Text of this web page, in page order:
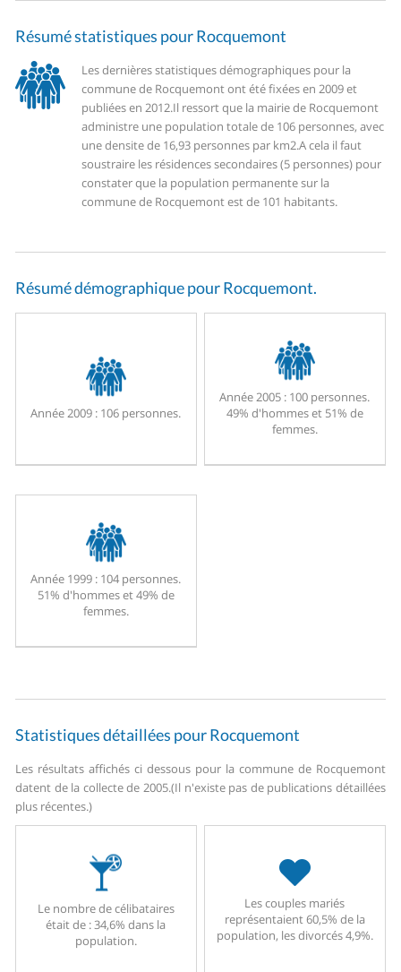
Résumé statistiques pour Rocquemont
Les dernières statistiques démographiques pour la
commune de Rocquemont ont été fixées en 2009 et
publiées en 2012.Il ressort que la mairie de Rocquemont
administre une population totale de 106 personnes, avec
une densite de 16,93 personnes par km2.A cela il faut
soustraire les résidences secondaires (5 personnes) pour
constater que la population permanente sur la
commune de Rocquemont est de 101 habitants.
Résumé démographique pour Rocquemont.
Année 2009 : 106 personnes.
Année 2005 : 100 personnes.
49% d'hommes et 51% de
femmes.
Année 1999 : 104 personnes.
51% d'hommes et 49% de
femmes.
Statistiques détaillées pour Rocquemont
Les résultats affichés ci dessous pour la commune de Rocquemont
datent de la collecte de 2005.(Il n'existe pas de publications détaillées
plus récentes.)
Le nombre de célibataires
était de : 34,6% dans la
population.
Les couples mariés
représentaient 60,5% de la
population, les divorcés 4,9%.